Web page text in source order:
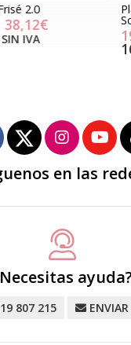
Plancha
en las
807 215